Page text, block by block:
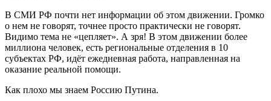
В СМИ РФ почти нет информации об этом движении. Громко
о нем не говорят, точнее просто практически не говорят.
Видимо тема не «цепляет». А зря! В этом движении более
миллиона человек, есть региональные отделения в 10
субъектах РФ, идёт ежедневная работа, направленная на
оказание реальной помощи.
Как плохо мы знаем Россию Путина.